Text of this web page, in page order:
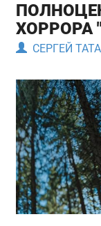
ХОРРОРА
СЕРГЕЙ